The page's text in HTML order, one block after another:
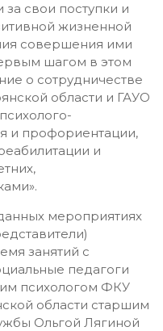
свои поступки и
жизненной
совершения ими
шагом в этом
о сотрудничестве
области и ГАУО
и профориентации,
и
мероприятиях
занятий с
педагоги
психологом ФКУ
области старшим
Ольгой Лягиной